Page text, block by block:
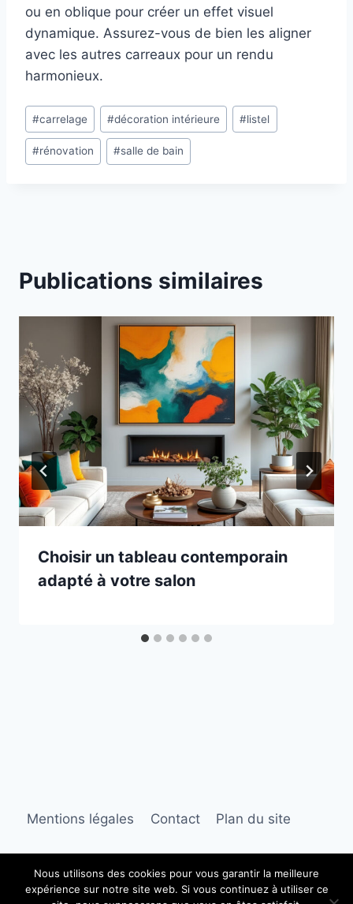
ou en oblique pour créer un effet visuel
dynamique. Assurez-vous de bien les aligner
avec les autres carreaux pour un rendu
harmonieux.
Étiquettes
de
la
#carrelage #décoration intérieure #listel
#rénovation #salle de bain
Publications similaires
Choisir un tableau contemporain
adapté à votre salon
Mentions légales Contact Plan du site
Nous utilisons des cookies pour vous garantir la meilleure
expérience sur notre site web. Si vous continuez à utiliser ce